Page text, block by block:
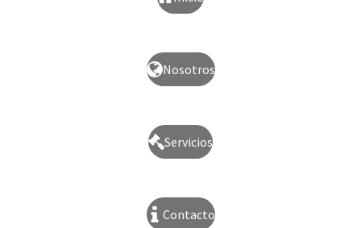
Nosotros
Servicios
Contacto